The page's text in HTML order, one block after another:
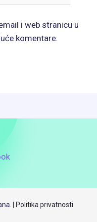
i web stranicu u
komentare.
| Politika privatnosti